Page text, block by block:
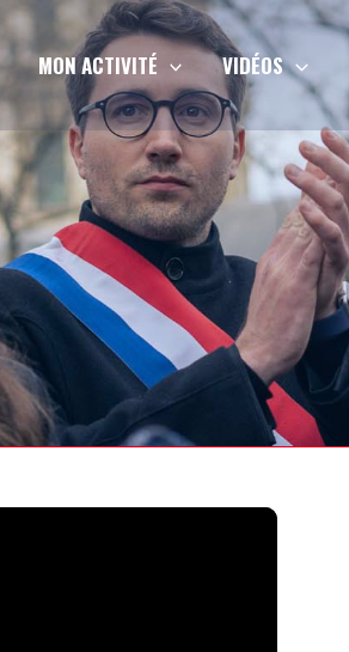
MON ACTIVITÉ VIDÉOS